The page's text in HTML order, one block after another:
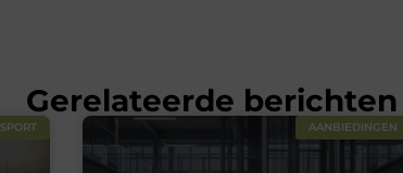
Gerelateerde berichten
SPORT AANBIEDINGEN